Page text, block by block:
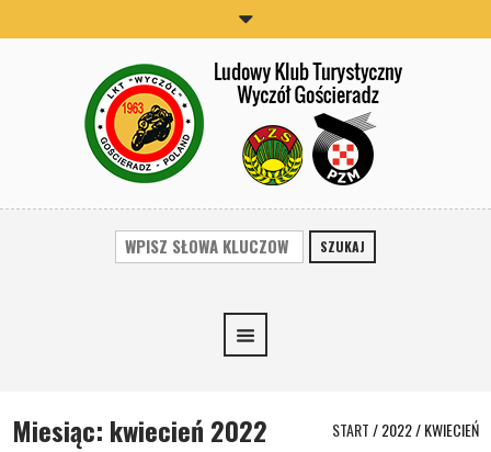
SZUKAJ
Miesiąc: kwiecień 2022 START/2022/KWIECIEŃ